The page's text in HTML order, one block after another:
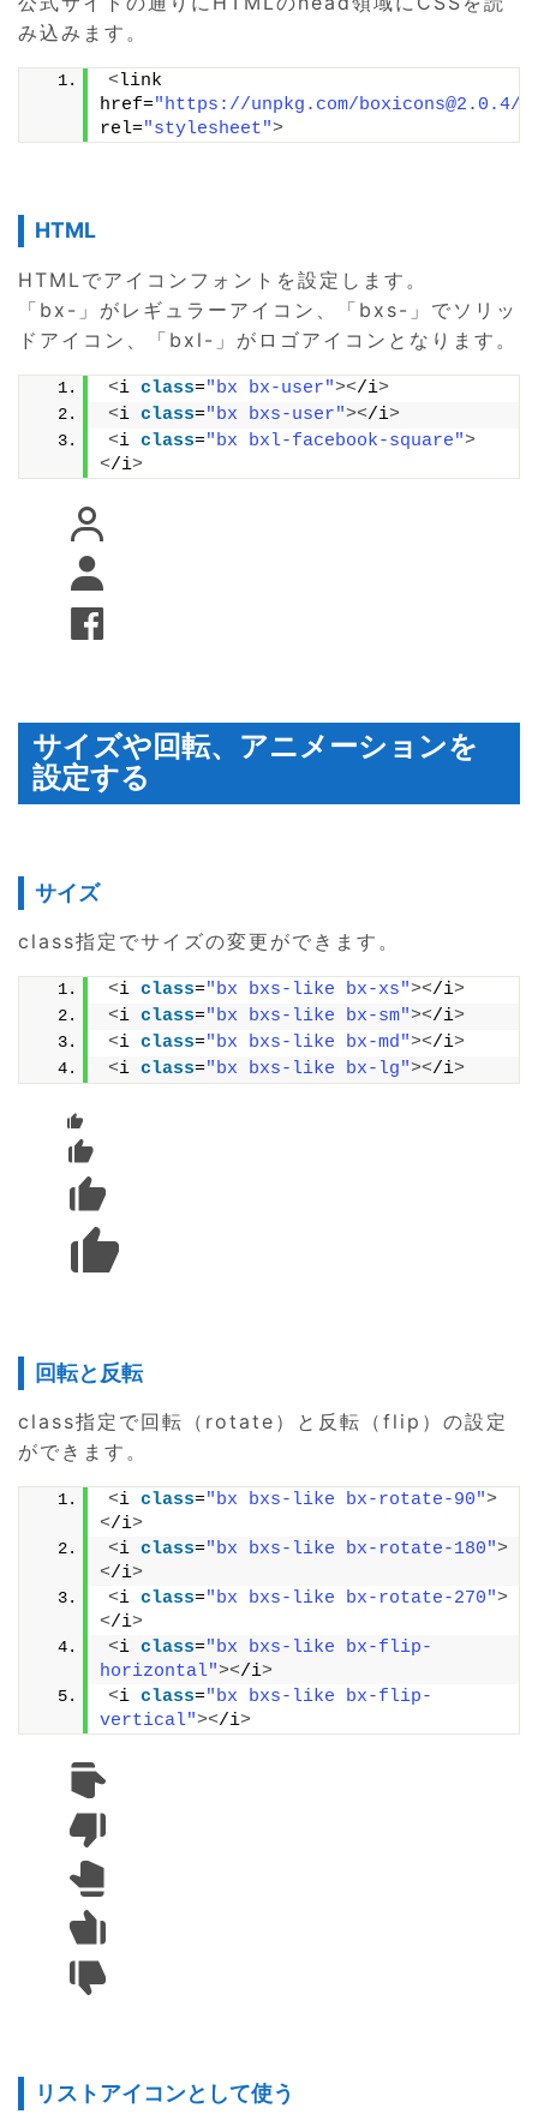
み込みます。
<link
href="https://unpkg.com/boxicons@2.0.4/
rel="stylesheet">
HTML
HTMLでアイコンフォントを設定します。
「bx-」がレギュラーアイコン、「bxs-」でソリッ
ドアイコン、「bxl-」がロゴアイコンとなります。
<i class="bx bx-user"></i>
<i class="bx bxs-user"></i>
<i class="bx bxl-facebook-square">
</i>
サイズや回転、アニメーションを
設定する
サイズ
class指定でサイズの変更ができます。
<i class="bx bxs-like bx-xs"></i>
<i class="bx bxs-like bx-sm"></i>
<i class="bx bxs-like bx-md"></i>
<i class="bx bxs-like bx-lg"></i>
回転と反転
class指定で回転（rotate）と反転（flip）の設定
ができます。
<i class="bx bxs-like bx-rotate-90">
</i>
<i class="bx bxs-like bx-rotate-180">
</i>
<i class="bx bxs-like bx-rotate-270">
</i>
<i class="bx bxs-like bx-flip-
horizontal"></i>
<i class="bx bxs-like bx-flip-
vertical"></i>
リストアイコンとして使う